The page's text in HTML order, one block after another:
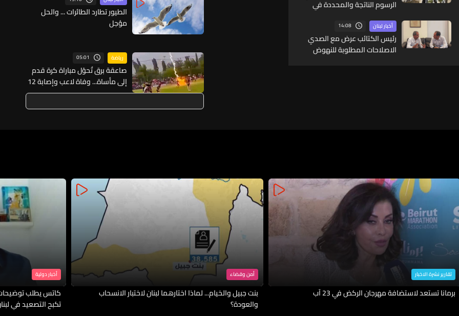
الرسوم الناتجة والمحددة في
أخبار لبنان 14:08
رئيس الكتائب عرض مع الصدي
الاصلاحات المطلوبة للنهوض
الطيور تطارد الطائرات ... والحل
مؤجل
رياضة 05:01
صاعقة برق تُحوّل مباراة كرة قدم
إلى مأساة... وفاة لاعب وإصابة 12
آخرين
تقارير نشرة الاخبار
برمانا تستعد لاستضافة مهرجان الركض في 23 آب
أمن وقضاء
بنت جبيل والخيام... لماذا اختارهما لبنان لاختبار الانسحاب
والعودة؟
أخبار دولية
كاتس يطلب
تكبح التصعيد في